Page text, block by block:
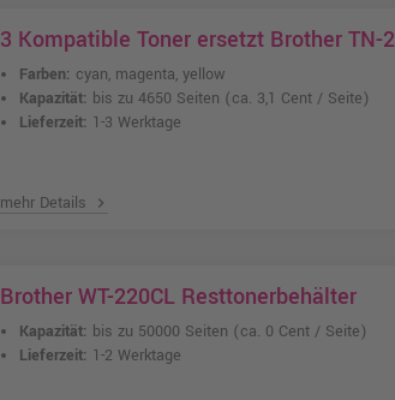
3 Kompatible Toner ersetzt Brother TN-
Farben: cyan, magenta, yellow
Kapazität: bis zu 4650 Seiten (ca. 3,1 Cent / Seite)
Lieferzeit: 1-3 Werktage
mehr Details chevron_right
Brother WT-220CL Resttonerbehälter
Kapazität: bis zu 50000 Seiten (ca. 0 Cent / Seite)
Lieferzeit: 1-2 Werktage